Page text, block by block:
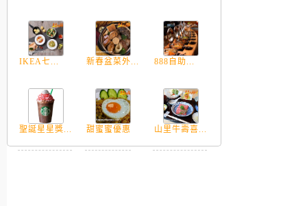
IKEA七... 新春盆菜外... 888自助...
聖誕星星獎... 甜蜜蜜優惠 山里牛壽喜...